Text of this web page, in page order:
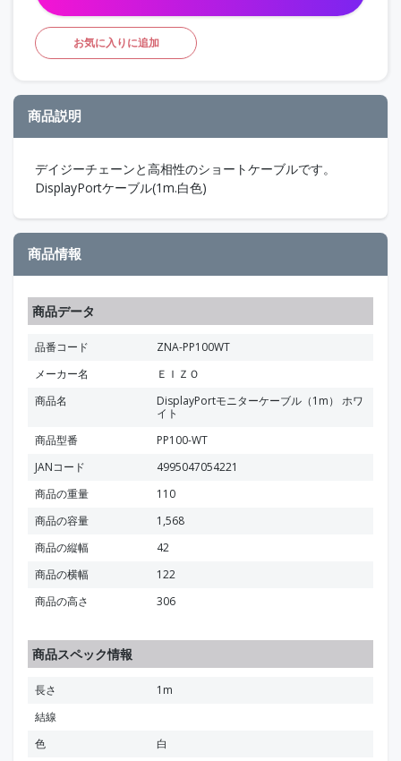
お気に入りに追加
商品説明
デイジーチェーンと高相性のショートケーブルです。
DisplayPortケーブル(1m.白色)
商品情報
商品データ
品番コード
ZNA-PP100WT
メーカー名
ＥＩＺＯ
商品名
DisplayPortモニターケーブル（1m） ホワ
イト
商品型番
PP100-WT
JANコード
4995047054221
商品の重量
110
商品の容量
1,568
商品の縦幅
42
商品の横幅
122
商品の高さ
306
商品スペック情報
長さ
1m
結線
色
白